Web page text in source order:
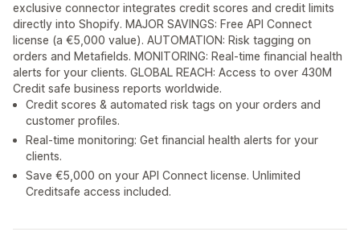
exclusive connector integrates credit scores and credit limits
directly into Shopify. MAJOR SAVINGS: Free API Connect
license (a €5,000 value). AUTOMATION: Risk tagging on
orders and Metafields. MONITORING: Real-time financial health
alerts for your clients. GLOBAL REACH: Access to over 430M
Credit safe business reports worldwide.
Credit scores & automated risk tags on your orders and
customer profiles.
Real-time monitoring: Get financial health alerts for your
clients.
Save €5,000 on your API Connect license. Unlimited
Creditsafe access included.